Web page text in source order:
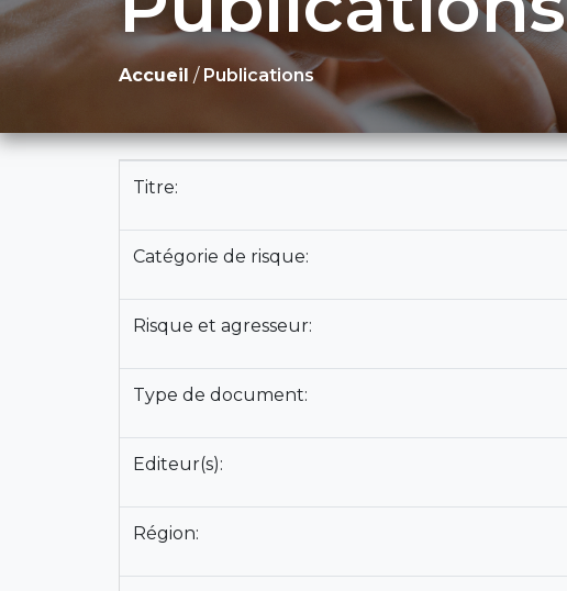
Accueil / Publications
Titre:
Catégorie de risque:
Risque et agresseur:
Type de document:
Editeur(s):
Région: